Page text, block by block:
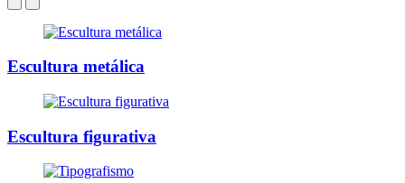
Escultura metálica
Escultura figurativa